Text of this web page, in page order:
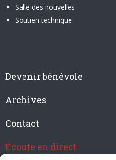
Salle des nouvelles
Soutien technique
Devenir bénévole
Archives
Contact
Écoute en direct